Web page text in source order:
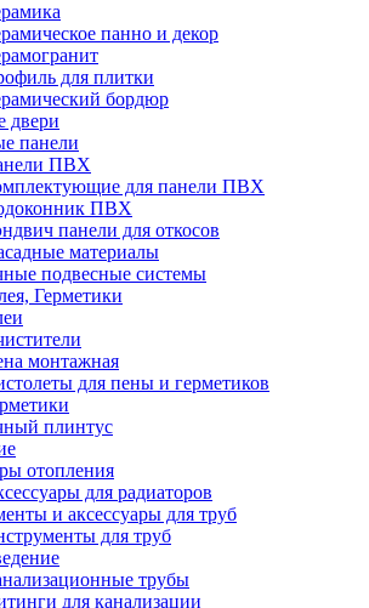
панно и декор
для плитки
бордюр
двери
панели
ПВХ
для панели ПВХ
ПВХ
панели для откосов
материалы
подвесные системы
Герметики
монтажная
для пены и герметиков
плинтус
отопления
для радиаторов
и аксессуары для труб
для труб
трубы
для канализации